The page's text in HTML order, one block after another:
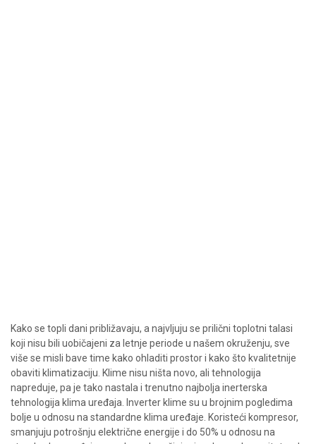
Kako se topli dani približavaju, a najvljuju se prilični toplotni talasi
koji nisu bili uobičajeni za letnje periode u našem okruženju, sve
više se misli bave time kako ohladiti prostor i kako što kvalitetnije
obaviti klimatizaciju. Klime nisu ništa novo, ali tehnologija
napreduje, pa je tako nastala i trenutno najbolja inerterska
tehnologija klima uređaja.
Inverter klime su u brojnim pogledima
bolje u odnosu na standardne klima uređaje. Koristeći kompresor,
smanjuju potrošnju električne energije i do 50% u odnosu na